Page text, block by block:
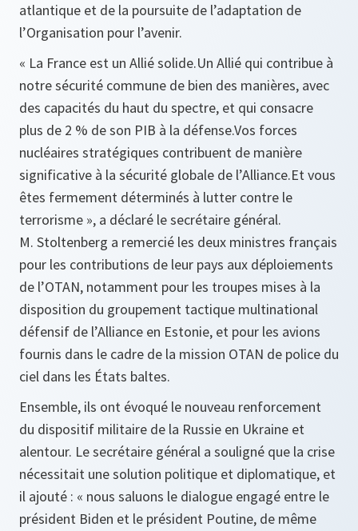
atlantique et de la poursuite de l’adaptation de
l’Organisation pour l’avenir.
« La France est un Allié solide.Un Allié qui contribue à
notre sécurité commune de bien des manières, avec
des capacités du haut du spectre, et qui consacre
plus de 2 % de son PIB à la défense.Vos forces
nucléaires stratégiques contribuent de manière
significative à la sécurité globale de l’Alliance.Et vous
êtes fermement déterminés à lutter contre le
terrorisme », a déclaré le secrétaire général.
M. Stoltenberg a remercié les deux ministres français
pour les contributions de leur pays aux déploiements
de l’OTAN, notamment pour les troupes mises à la
disposition du groupement tactique multinational
défensif de l’Alliance en Estonie, et pour les avions
fournis dans le cadre de la mission OTAN de police du
ciel dans les États baltes.
Ensemble, ils ont évoqué le nouveau renforcement
du dispositif militaire de la Russie en Ukraine et
alentour. Le secrétaire général a souligné que la crise
nécessitait une solution politique et diplomatique, et
il ajouté : « nous saluons le dialogue engagé entre le
président Biden et le président Poutine, de même